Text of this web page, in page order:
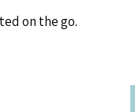
on the go.